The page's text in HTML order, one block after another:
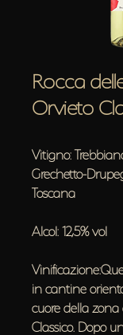
Rocca
Orvieto
Vitigno:
Grechetto-
Toscana
Alcol: 12,5% vol
in cantine
cuore della zona
Classico. Dopo